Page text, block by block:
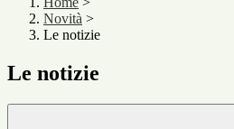
Novità >
Le notizie
Le notizie